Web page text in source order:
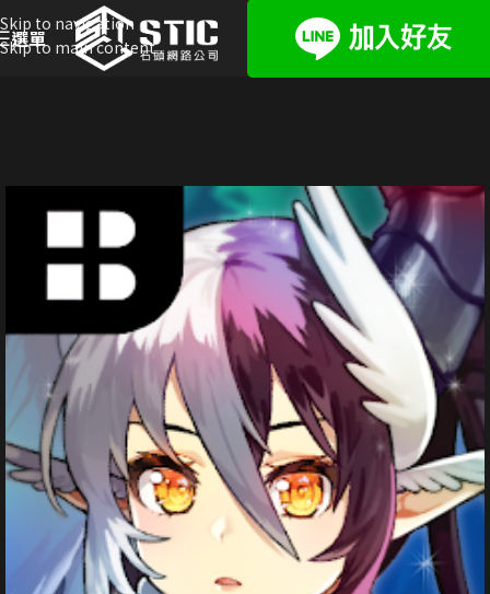
Skip to navigation
Skip to main content
選單